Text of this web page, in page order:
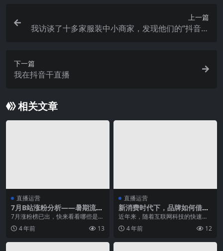
上一篇
我访谈了十多家服装中小商家，发现他们的“抖音生
下一篇
我在抖音干直播
相关文章
直播运营
7月B站涨粉分析——暑期流
量，游戏区与知识区再次“分庭
抗礼”？
7月涨粉榜已出，快来看看哪些是你
早已看中的潜力UP主，哪些是意料
之外的黑马吧~ ...
4 年前 13
直播运营
新消费时代下，品牌如何借力
视频号破圈？
近年来，随着互联网科技的快速发
展，新的消费需求不断被激发，尤
其在去年疫情的冲击之...
4 年前 12